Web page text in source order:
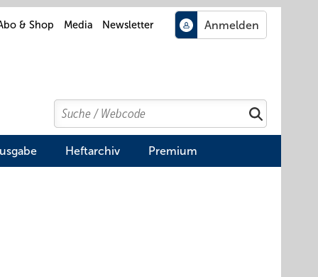
& Shop Media Newsletter
Search
Suchen
Heftarchiv Premium